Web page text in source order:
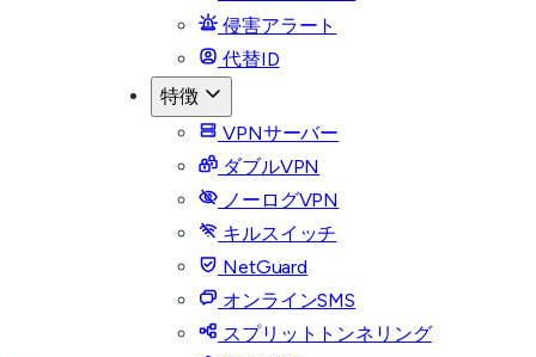
侵害アラート
代替ID
特徴
VPNサーバー
ダブルVPN
ノーログVPN
キルスイッチ
NetGuard
オンラインSMS
スプリットトンネリング